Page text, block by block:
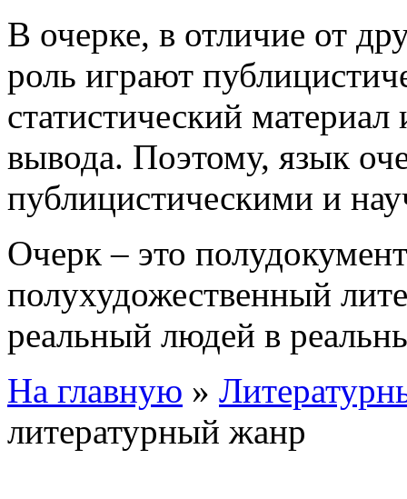
В очерке, в отличие от
роль играют
статистический
вывода. Поэтому, язык
публицистическими и
Очерк – это
полухудожественный
реальный людей в
На главную »
литературный жанр